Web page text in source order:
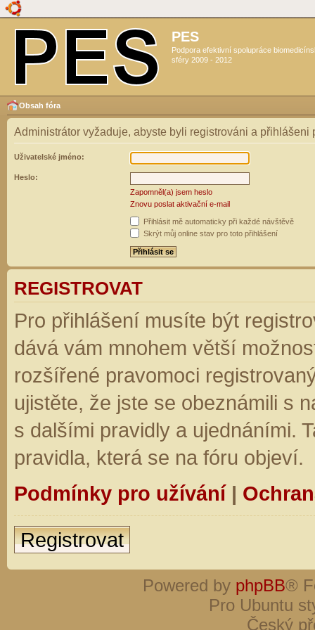
PES
Podpora efektivní spolupráce
sféry 2009 - 2012
Obsah fóra
Administrátor vyžaduje, abyste byli registrováni a přihlášeni
Uživatelské jméno:
Heslo:
Zapomněl(a) jsem heslo
Znovu poslat aktivační e-mail
Přihlásit mě automaticky při každé návštěvě
Skrýt můj online stav pro toto přihlášení
REGISTROVAT
Pro přihlášení musíte být
dává vám mnohem větší
rozšířené pravomoci
ujistěte, že jste se obeznámili s
s dalšími pravidly a ujednáními.
pravidla, která se na fóru objeví.
Podmínky pro užívání|
Registrovat
Powered by phpBB®
Pro Ubuntu
Český